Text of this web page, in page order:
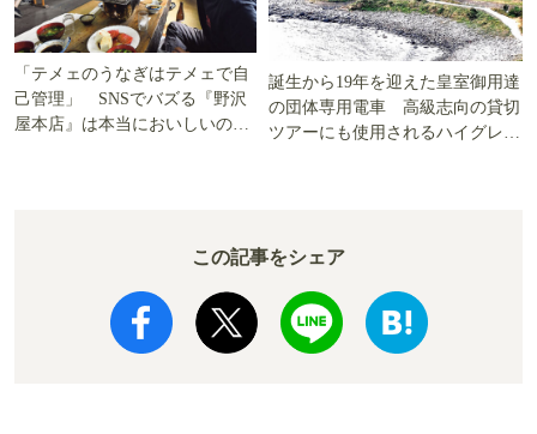
「テメェのうなぎはテメェで自
己管理」 SNSでバズる『野沢
屋本店』は本当においしいの
誕生から19年を迎えた皇室御用達
の団体専用電車 高級志向の貸切
ツアーにも使用されるハイグレー
この記事をシェア